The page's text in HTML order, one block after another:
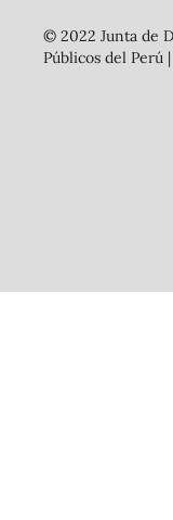
© 2022 Junta de
Públicos del Perú